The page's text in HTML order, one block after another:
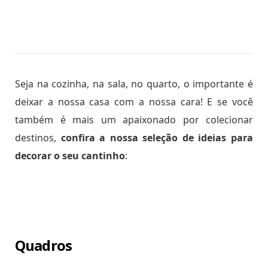
Seja na cozinha, na sala, no quarto, o importante é
deixar a nossa casa com a nossa cara! E se você
também é mais um apaixonado por colecionar
destinos, confira a nossa seleção de ideias para
decorar o seu cantinho:
Quadros